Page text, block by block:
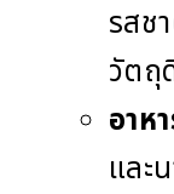
รสช
วัตถุ
อาห
และ